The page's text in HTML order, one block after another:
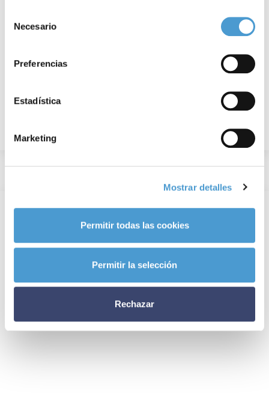
de cookies
Necesario
Preferencias
Estadística
Marketing
Mostrar detalles
Permitir todas las cookies
Permitir la selección
Rechazar